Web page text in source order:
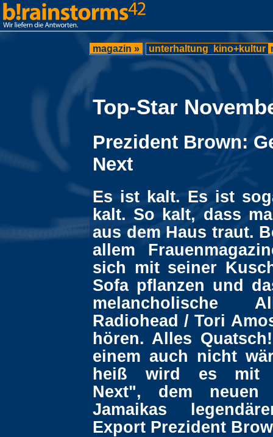
magazin » unterhaltung kino+kultur
Top-Star
Prezident Brown:
Next
Es ist kalt. Es ist
kalt. So kalt, dass
aus dem Haus traut.
allem
sich mit seiner
Sofa pflanzen und
melancholische
Radiohead / Tori
hören. Alles
einem auch nicht
heiß wird es mit
Next", dem neuen
Jamaikas
Export Prezident